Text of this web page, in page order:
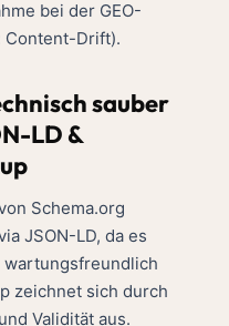
bei der GEO-
Content-Drift).
sauber
LD &
Schema.org
JSON-LD, da es
wartungsfreundlich
zeichnet sich durch
Validität aus.